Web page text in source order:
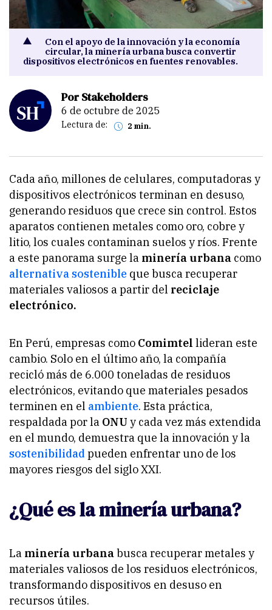
Con el apoyo de la innovación y la economía
circular, la minería urbana busca convertir
dispositivos electrónicos en fuentes renovables.
Por Stakeholders
6 de octubre de 2025
Lectura de: 2 min.
Cada año, millones de celulares, computadoras y
dispositivos electrónicos terminan en desuso,
generando residuos que crece sin control. Estos
aparatos contienen metales como oro, cobre y
litio, los cuales contaminan suelos y ríos. Frente
a este panorama surge la minería urbana como
alternativa sostenible que busca recuperar
materiales valiosos a partir del reciclaje
electrónico.
En Perú, empresas como Comimtel lideran este
cambio. Solo en el último año, la compañía
recicló más de 6.000 toneladas de residuos
electrónicos, evitando que materiales pesados
terminen en el ambiente. Esta práctica,
respaldada por la ONU y cada vez más extendida
en el mundo, demuestra que la innovación y la
sostenibilidad pueden enfrentar uno de los
mayores riesgos del siglo XXI.
¿Qué es la minería urbana?
La minería urbanabusca recuperar metales y
materiales valiosos de los residuos electrónicos,
transformando dispositivos en desuso en
recursos útiles.